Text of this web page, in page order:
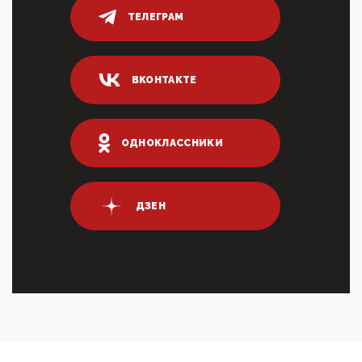
03:35, 10 Апреля 2026
Суммарное вознаграждение менеджменту в 15
крупных банках по итогам 2025 года превысило 63
млрд руб. ...
03:01, 10 Апреля 2026
Террорист и убийца Буданов вальяжно сообщил,
энергети...
01:54, 10 Апреля 2026
ПрезидентПутинвчера вечером обьявил
Пасхальное перемирие с 16 часов субботы до конца
дня Воскресен...
01:09, 10 Апреля 2026
ТЕЛЕГРАМ
ВКОНТАКТЕ
ОДНОКЛАССНИКИ
ДЗЕН